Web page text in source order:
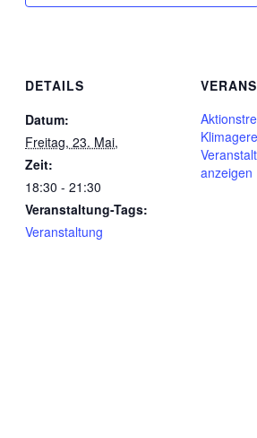
DETAILS
Datum:
Freitag, 23. Mai,
Zeit:
18:30 - 21:30
Veranstaltung-Tags:
Veranstaltung
anzeigen